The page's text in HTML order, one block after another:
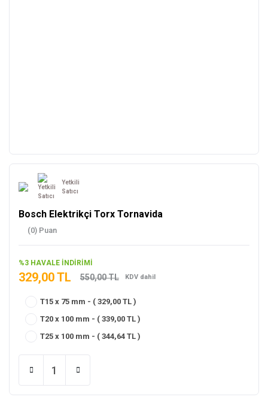
Yetkili
Satıcı
Bosch Elektrikçi Torx Tornavida
(0) Puan
%3 HAVALE İNDİRİMİ
329,00 TL 550,00 TL KDV dahil
T15 x 75 mm - ( 329,00 TL )
T20 x 100 mm - ( 339,00 TL )
T25 x 100 mm - ( 344,64 TL )